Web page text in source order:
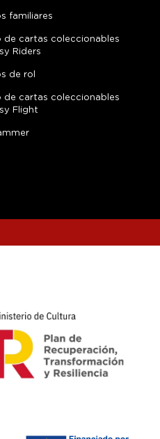
familiares
de cartas coleccionables
Riders
de rol
de cartas coleccionables
Flight